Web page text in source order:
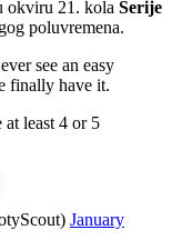
okviru 21. kola Serije
poluvremena.
see an easy
finally have it.
at least 4 or 5
January